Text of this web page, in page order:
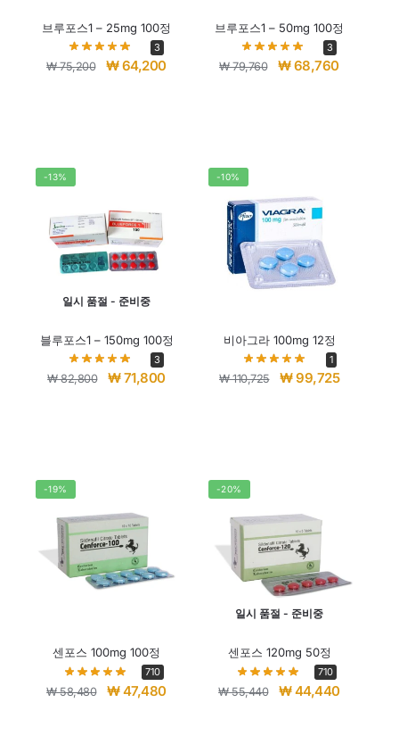
브루포스1 – 25mg 100정
3
₩75,200 ₩64,200
브루포스1 – 50mg 100정
3
₩79,760 ₩68,760
-13%
일시 품절 - 준비중
블루포스1 – 150mg 100정
3
₩82,800 ₩71,800
-10%
비아그라 100mg 12정
1
₩110,725 ₩99,725
-19%
센포스 100mg 100정
710
₩58,480 ₩47,480
-20%
일시 품절 - 준비중
센포스 120mg 50정
710
₩55,440 ₩44,440